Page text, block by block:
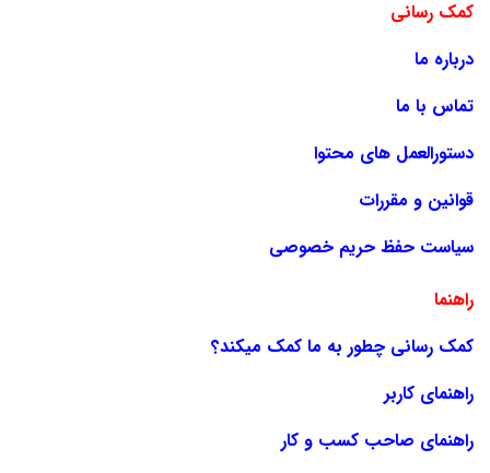
کمک رسانی
درباره ما
تماس با ما
دستورالعمل های محتوا
قوانین و مقررات
سیاست حفظ حریم خصوصی
راهنما
کمک رسانی چطور به ما کمک میکند؟
راهنمای کاربر
راهنمای صاحب کسب و کار